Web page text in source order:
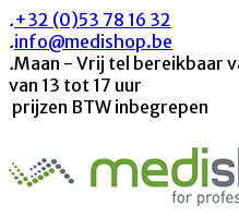
.+32 (0)53 78 16 32
.info@medishop.be
.Maan - Vrij tel bereikbaar
van 13 tot 17 uur
prijzen BTW inbegrepen